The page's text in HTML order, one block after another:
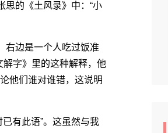
思的《土风录》中：“小
右边是一个人吃过饭准
字》里的这种解释，他
他们谁对谁错，这说明
有此语”。这虽然与我